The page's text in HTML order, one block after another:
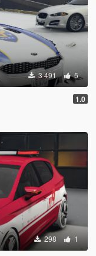
3 491 5
1.0
298 1